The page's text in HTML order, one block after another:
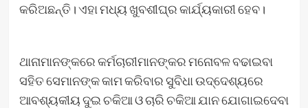
କରିଅଛନ୍ତି। ଏହା ମଧ୍ୟ ଖୁବଶୀଘ୍ର କାର୍ଯ୍ୟକାରୀ ହେବ।
ଥାନାମାନଙ୍କରେ କର୍ମଚାରୀମାନଙ୍କର ମନୋବଳ ବଢାଇବା
ସହିତ ସେମାନଙ୍କ କାମ କରିବାର ସୁବିଧା ଉଦ୍ଦେଶ୍ୟରେ
ଆବଶ୍ୟକୀୟ ଦୁଇ ଚକିଆ ଓ ଚାରି ଚକିଆ ଯାନ ଯୋଗାଇଦେବା